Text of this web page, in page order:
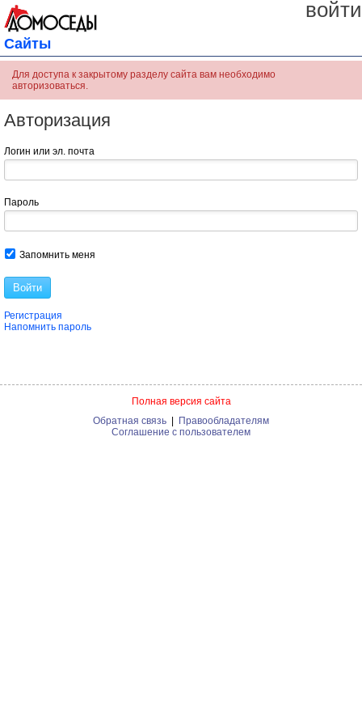
войти
Сайты
Для доступа к закрытому разделу сайта вам необходимо
авторизоваться.
Авторизация
Логин или эл. почта
Пароль
Запомнить меня
Войти
Регистрация
Напомнить пароль
Полная версия сайта
Обратная связь
Правообладателям
Соглашение с пользователем